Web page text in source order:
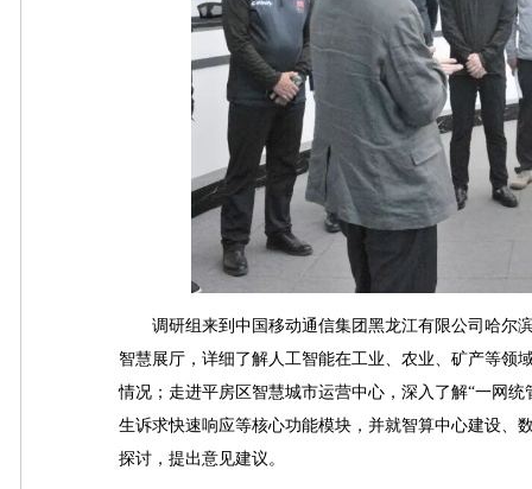
调研组来到中国移动通信集团黑龙江有限公司哈尔滨
智慧展厅，详细了解人工智能在工业、农业、矿产等领
情况；走进平房区智慧城市运营中心，深入了解“一网
生诉求快速响应等核心功能模块，并就智算中心建设、
探讨，提出意见建议。